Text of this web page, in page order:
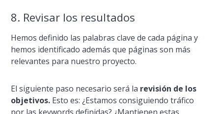
8. Revisar los resultados
Hemos definido las palabras clave de cada página y
hemos identificado además que páginas son más
relevantes para nuestro proyecto.
El siguiente paso necesario será la revisión de los
objetivos. Esto es: ¿Estamos consiguiendo tráfico